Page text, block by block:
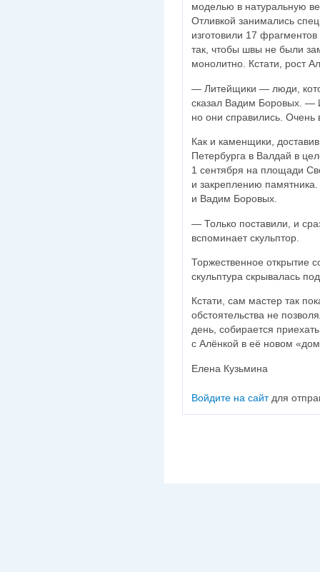
моделью в натуральную
Отливкой занимались
изготовили 17
так, чтобы швы не были
монолитно. Кстати, рост
— Литейщики — люди,
сказал Вадим Боровых. —
но они справились. Очень
Как и каменщики,
Петербурга в Валдай в
1 сентября на площади
и закреплению
и Вадим Боровых.
— Только поставили, и
вспоминает скульптор.
Торжественное открытие
скульптура скрывалась
Кстати, сам мастер так
обстоятельства не
день, собирается
с Алёнкой в её новом
Елена Кузьмина
Войдите на сайтдля